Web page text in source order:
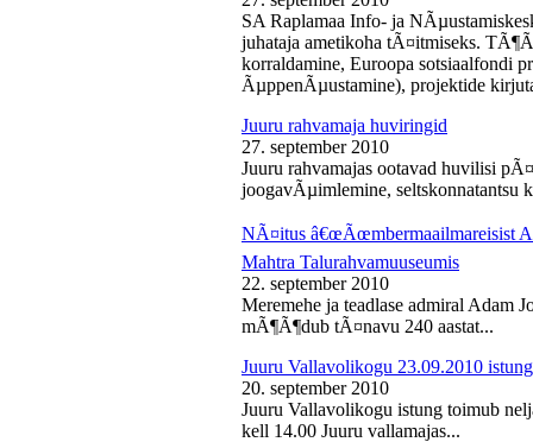
SA Raplamaa Info- ja
juhataja ametikoha tÃ¤itmiseks.
korraldamine, Euroopa sotsiaalfondi
ÃµppenÃµustamine), projektide
Juuru rahvamaja huviringid
27. september 2010
Juuru rahvamajas ootavad huvilisi
joogavÃµimlemine, seltskonnatantsu
NÃ¤itus â€œÃœmbermaailmareisist
Mahtra Talurahvamuuseumis
22. september 2010
Meremehe ja teadlase admiral Adam
mÃ¶Ã¶dub tÃ¤navu 240 aastat...
Juuru Vallavolikogu 23.09.2010 istung
20. september 2010
Juuru Vallavolikogu istung toimub
kell 14.00 Juuru vallamajas...